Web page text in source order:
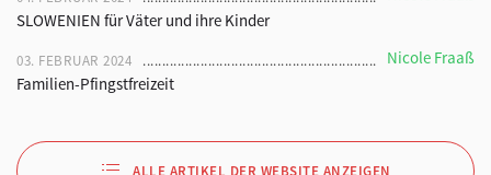
SLOWENIEN für Väter und ihre Kinder
03. FEBRUAR 2024
Nicole Fraaß
Familien-Pfingstfreizeit
ALLE ARTIKEL DER WEBSITE ANZEIGEN